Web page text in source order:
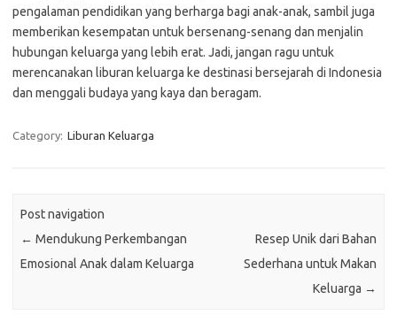
pengalaman pendidikan yang berharga bagi anak-anak, sambil juga
memberikan kesempatan untuk bersenang-senang dan menjalin
hubungan keluarga yang lebih erat. Jadi, jangan ragu untuk
merencanakan liburan keluarga ke destinasi bersejarah di Indonesia
dan menggali budaya yang kaya dan beragam.
Category: Liburan Keluarga
Post navigation
← Mendukung Perkembangan
Emosional Anak dalam Keluarga
Resep Unik dari Bahan
Sederhana untuk Makan
Keluarga →